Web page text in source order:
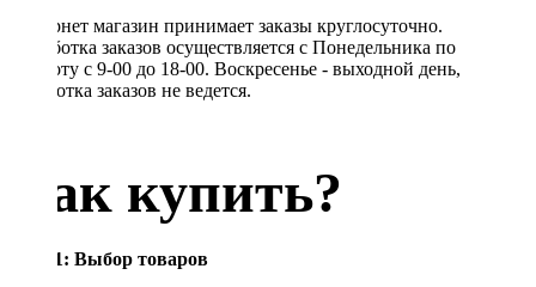
Интернет магазин принимает заказы круглосуточно.
Обработка заказов осуществляется с Понедельника по
Субботу с 9-00 до 18-00. Воскресенье - выходной день,
обработка заказов не ведется.
Как купить?
Шаг 1: Выбор товаров